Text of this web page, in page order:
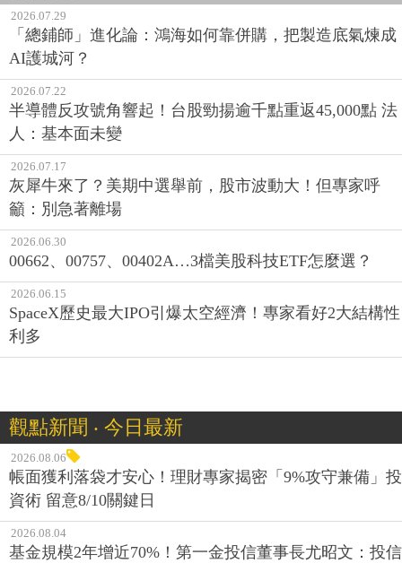
2026.07.29
「總鋪師」進化論：鴻海如何靠併購，把製造底氣煉成
AI護城河？
2026.07.22
半導體反攻號角響起！台股勁揚逾千點重返45,000點 法
人：基本面未變
2026.07.17
灰犀牛來了？美期中選舉前，股市波動大！但專家呼
籲：別急著離場
2026.06.30
00662、00757、00402A…3檔美股科技ETF怎麼選？
2026.06.15
SpaceX歷史最大IPO引爆太空經濟！專家看好2大結構性
利多
觀點新聞 ‧ 今日最新
2026.08.06
帳面獲利落袋才安心！理財專家揭密「9%攻守兼備」投
資術 留意8/10關鍵日
2026.08.04
基金規模2年增近70%！第一金投信董事長尤昭文：投信